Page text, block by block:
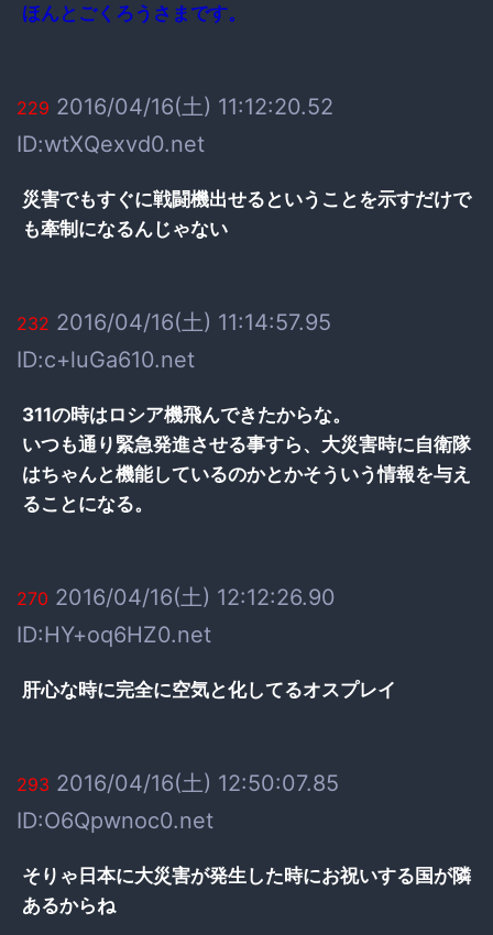
ほんとごくろうさまです。
229 2016/04/16(土) 11:12:20.52
ID:wtXQexvd0.net
災害でもすぐに戦闘機出せるということを示すだけで
も牽制になるんじゃない
232 2016/04/16(土) 11:14:57.95
ID:c+luGa610.net
311の時はロシア機飛んできたからな。
いつも通り緊急発進させる事すら、大災害時に自衛隊
はちゃんと機能しているのかとかそういう情報を与え
ることになる。
270 2016/04/16(土) 12:12:26.90
ID:HY+oq6HZ0.net
肝心な時に完全に空気と化してるオスプレイ
293 2016/04/16(土) 12:50:07.85
ID:O6Qpwnoc0.net
そりゃ日本に大災害が発生した時にお祝いする国が隣
あるからね